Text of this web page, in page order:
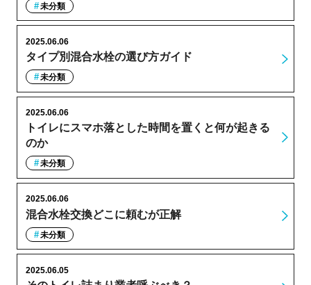
未分類
タイプ別混合水栓の選び方ガイド
2025.06.06
未分類
トイレにスマホ落とした時間を置くと何が起きる
のか
2025.06.06
未分類
混合水栓交換どこに頼むが正解
2025.06.06
未分類
2025.06.05